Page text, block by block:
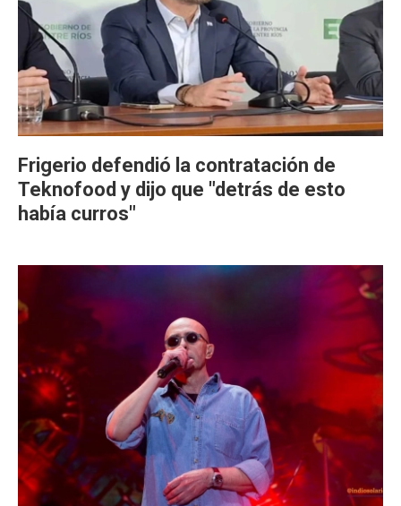
Frigerio defendió la contratación de
Teknofood y dijo que "detrás de esto
había curros"